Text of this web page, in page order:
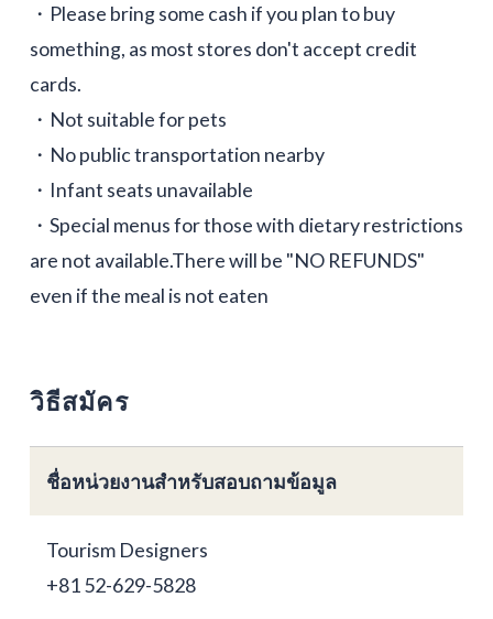
・Please bring some cash if you plan to buy
something, as most stores don't accept credit
cards.
・Not suitable for pets
・No public transportation nearby
・Infant seats unavailable
・Special menus for those with dietary restrictions
are not available.There will be "NO REFUNDS"
even if the meal is not eaten
วิธีสมัคร
ชื่อหน่วยงานสำหรับสอบถามข้อมูล
Tourism Designers
+81 52-629-5828